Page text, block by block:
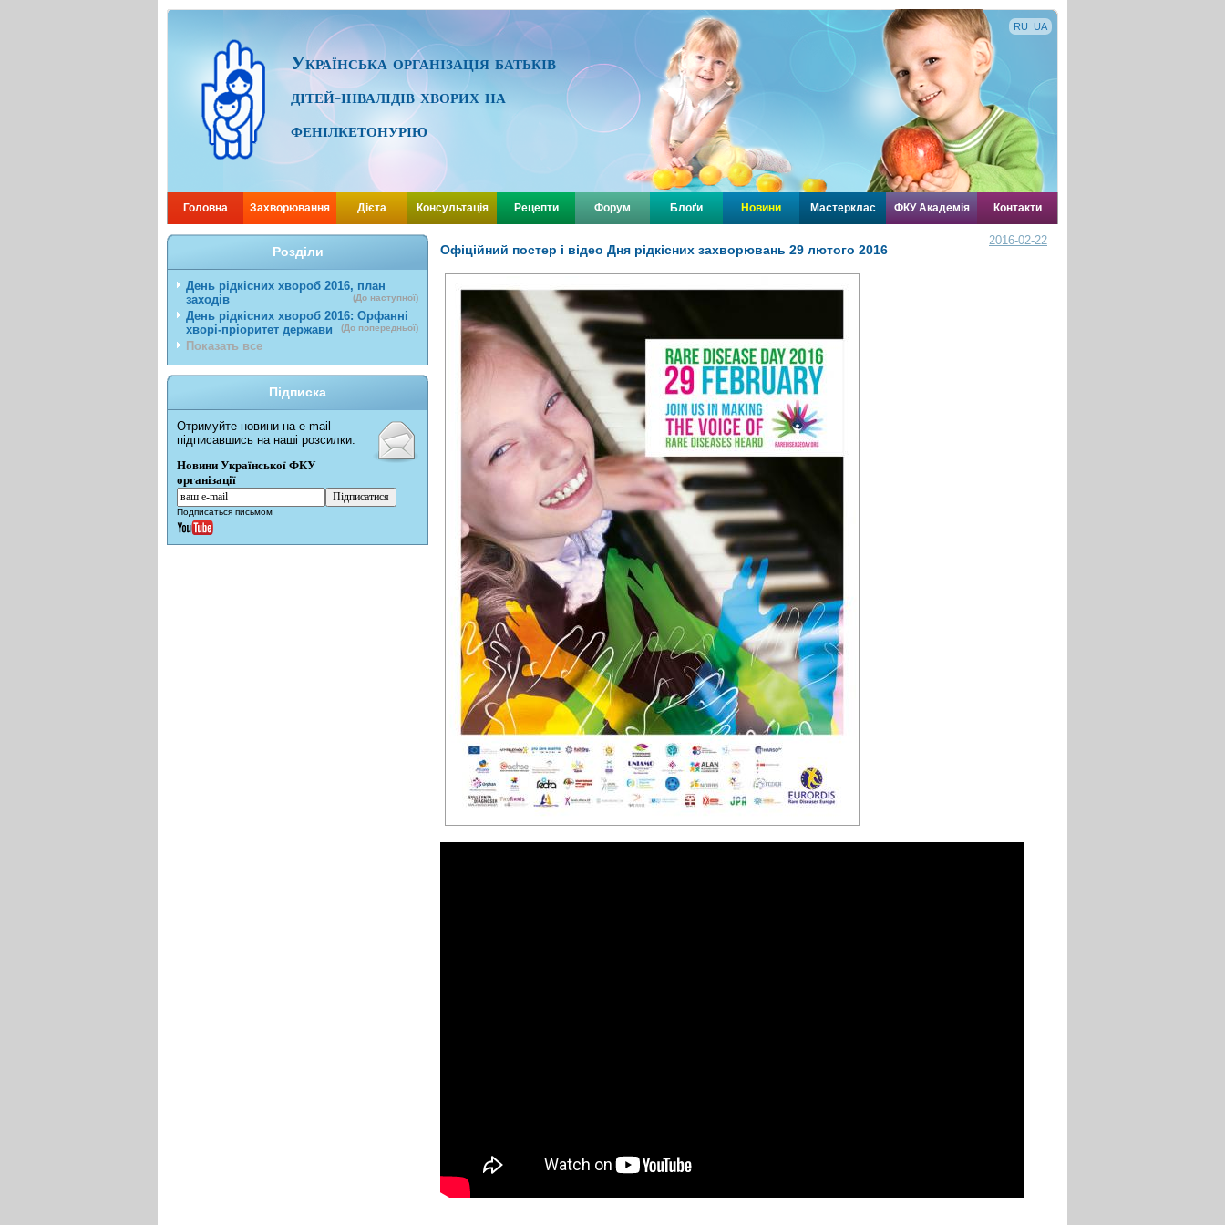
RU UA
Українська організація батьків
дітей-інвалідів хворих на
фенілкетонурію
Головна Захворювання Дієта Консультація Рецепти Форум Блоґи Новини Мастерклас ФКУ Академія Контакти
Розділи
День рідкісних хвороб 2016, план
заходів
(До наступної)
День рідкісних хвороб 2016: Орфанні
хворі-пріоритет держави
(До попередньої)
Показать все
Підписка
Отримуйте новини на e-mail
підписавшись на наші розсилки:
Новини Української ФКУ
організації
Подписаться письмом
2016-02-22
Офіційний постер і відео Дня рідкісних захворювань 29 лютого 2016